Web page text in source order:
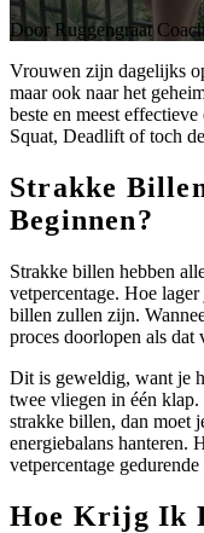
Door Ruggengraat Coach
Vrouwen zijn dagelijks
maar ook naar het
beste en meest
Squat, Deadlift of toch
Strakke
Beginnen?
Strakke billen hebben
vetpercentage. Hoe
billen zullen zijn.
proces doorlopen als dat
Dit is geweldig, want je
twee vliegen in één
strakke billen, dan moet
energiebalans hanteren.
vetpercentage
Hoe Krijg Ik